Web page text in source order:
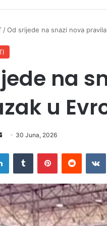
/Od srijede na snazi nova
na
u
a
n
e
m
30 Juna, 2026